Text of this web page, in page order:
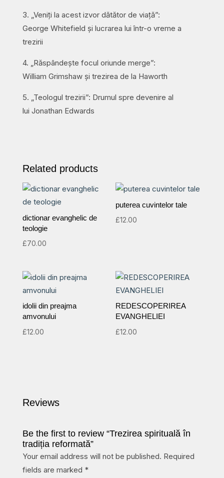
3. „Veniți la acest izvor dătător de viață”:
George Whitefield și lucrarea lui într-o vreme a
trezirii
4. „Răspândește focul oriunde merge”:
William Grimshaw și trezirea de la Haworth
5. „Teologul trezirii”: Drumul spre devenire al
lui Jonathan Edwards
Related products
dictionar evanghelic de
teologie
£70.00
puterea cuvintelor tale
£12.00
idolii din preajma
amvonului
£12.00
REDESCOPERIREA
EVANGHELIEI
£12.00
Reviews
Be the first to review “Trezirea spirituală în
tradiția reformată”
Your email address will not be published. Required
fields are marked *